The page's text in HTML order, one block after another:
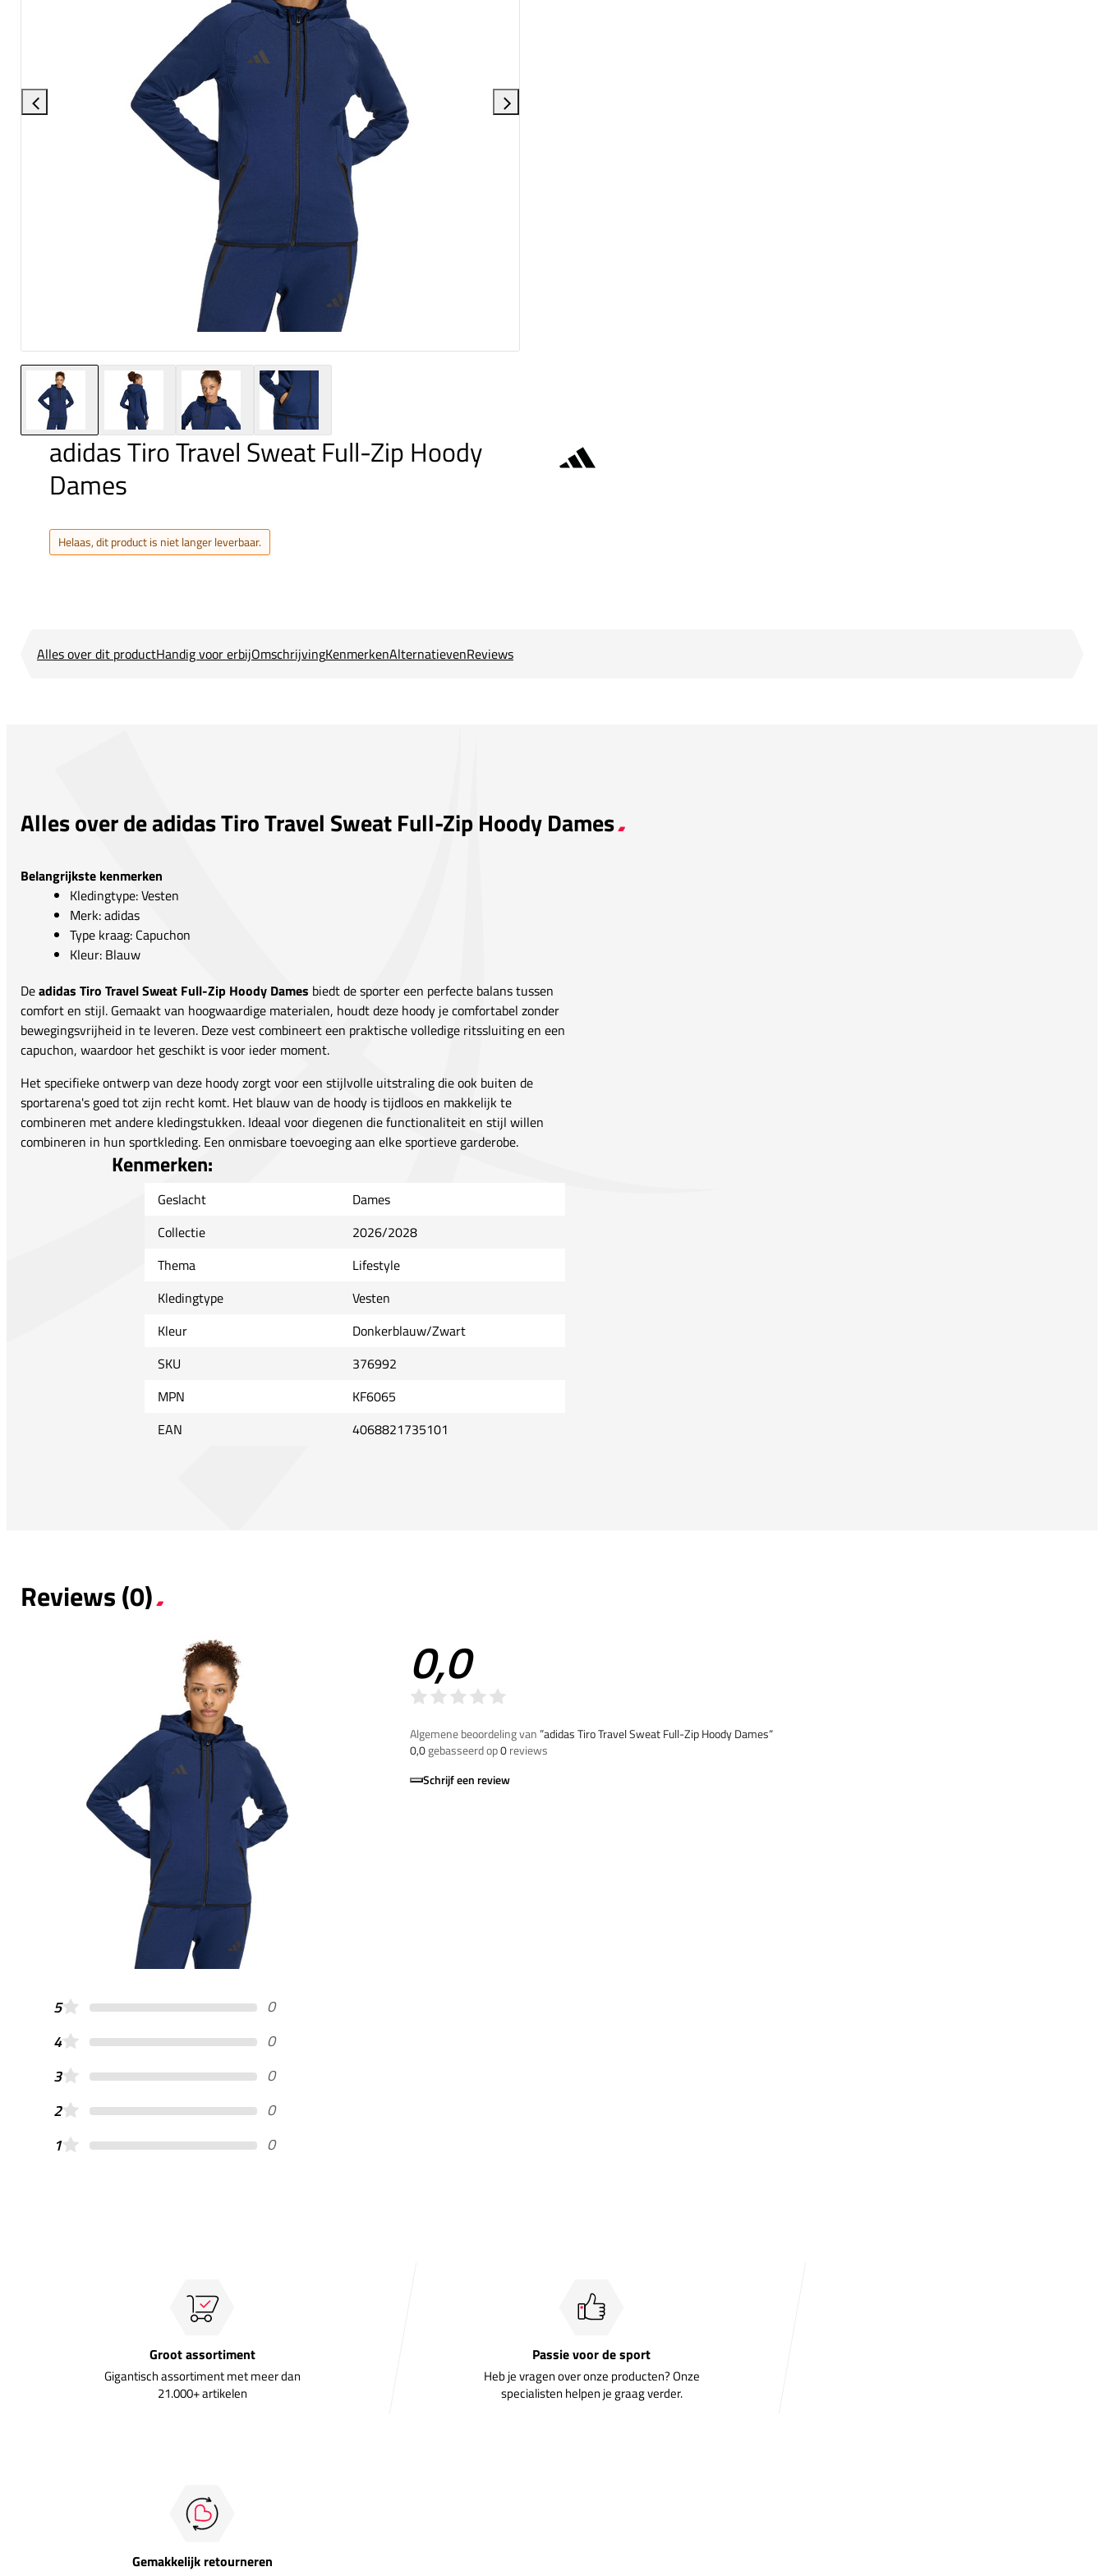
adidas Tiro Travel Sweat Full-Zip Hoody
Dames
Helaas, dit product is niet langer leverbaar.
Alles over dit productHandig voor erbijOmschrijvingKenmerkenAlternatievenReviews
Alles over de adidas Tiro Travel Sweat Full-Zip Hoody Dames
Belangrijkste kenmerken
Kledingtype: Vesten
Merk: adidas
Type kraag: Capuchon
Kleur: Blauw
Deadidas Tiro Travel Sweat Full-Zip Hoody Dames biedt de sporter een perfecte balans tussen
comfort en stijl. Gemaakt van hoogwaardige materialen, houdt deze hoody je comfortabel zonder
bewegingsvrijheid in te leveren. Deze vest combineert een praktische volledige ritssluiting en een
capuchon, waardoor het geschikt is voor ieder moment.
Het specifieke ontwerp van deze hoody zorgt voor een stijlvolle uitstraling die ook buiten de
sportarena's goed tot zijn recht komt. Het blauw van de hoody is tijdloos en makkelijk te
combineren met andere kledingstukken. Ideaal voor diegenen die functionaliteit en stijl willen
combineren in hun sportkleding. Een onmisbare toevoeging aan elke sportieve garderobe.
Kenmerken:
Geslacht
Dames
Collectie
2026/2028
Thema
Lifestyle
Kledingtype
Vesten
Kleur
Donkerblauw/Zwart
SKU
376992
MPN
KF6065
EAN
4068821735101
Reviews (0)
0,0
Algemene beoordeling van”adidas Tiro Travel Sweat Full-Zip Hoody Dames“
0,0gebasseerd op0reviews
Schrijf een review
5
0
4
0
3
0
2
0
1
0
Groot assortiment
Gigantisch assortiment met meer dan
21.000+ artikelen
Passie voor de sport
Heb je vragen over onze producten? Onze
specialisten helpen je graag verder.
Gemakkelijk retourneren